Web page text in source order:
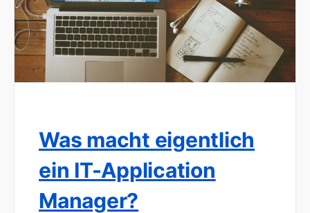
Was macht eigentlich
ein IT-Application
Manager?